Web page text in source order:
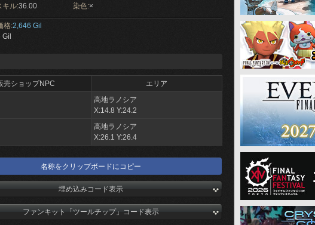
キル:36.00 染色:×
格:2,646 Gil
売ショップNPC
エリア
高地ラノシア
X:14.8 Y:24.2
高地ラノシア
X:26.1 Y:26.4
名称をクリップボードにコピー
埋め込みコード表示
ファンキット「ツールチップ」コード表示